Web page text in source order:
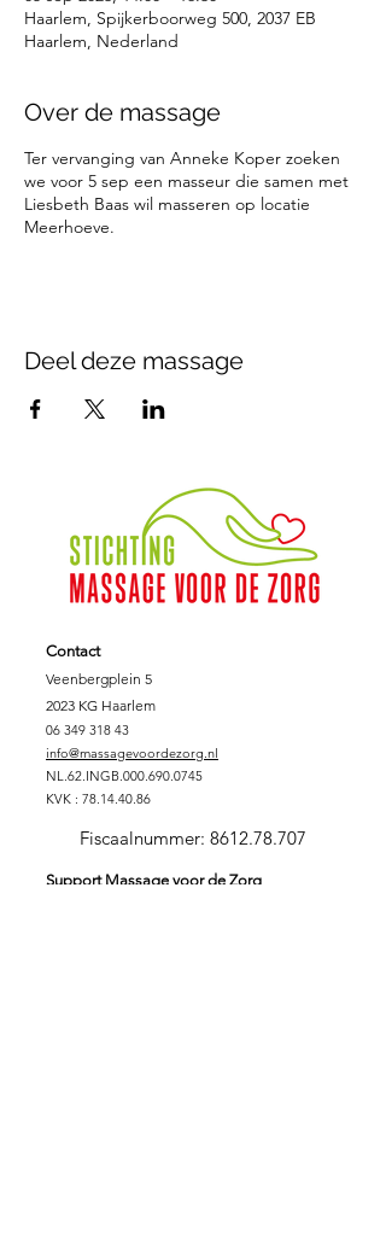
Haarlem, Spijkerboorweg 500, 2037 EB
Haarlem, Nederland
Over de massage
Ter vervanging van Anneke Koper zoeken
we voor 5 sep een masseur die samen met
Liesbeth Baas wil masseren op locatie
Meerhoeve.
Deel deze massage
Contact
Veenbergplein 5
2023 KG Haarlem
06 349 318 43
info@massagevoordezorg.nl
NL.62.INGB.000.690.0745
KVK : 78.14.40.86
Fiscaalnummer: 8612.78.707
Support Massage voor de Zorg